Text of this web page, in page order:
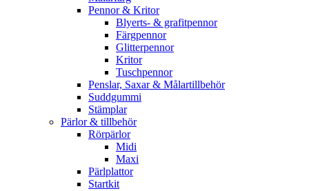
Pennor & Kritor
Blyerts- & grafitpennor
Färgpennor
Glitterpennor
Kritor
Tuschpennor
Penslar, Saxar & Målartillbehör
Suddgummi
Stämplar
Pärlor & tillbehör
Rörpärlor
Midi
Maxi
Pärlplattor
Startkit